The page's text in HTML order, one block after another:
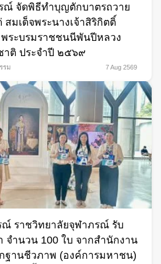
ณ์ จัดพิธีทำบุญตักบาตรถวาย
มเด็จพระนางเจ้าสิริกิตติ์
ระบรมราชชนนีพันปีหลวง
าติ ประจำปี ๒๕๖๙
รม 7 Aug 2569
ณ์ ราชวิทยาลัยจุฬาภรณ์ รับ
จำนวน 100 ใบ จากสำนักงาน
ฐานชีวภาพ (องค์การมหาชน)